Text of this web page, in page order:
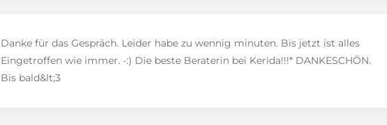
Danke für das Gespräch. Leider habe zu wennig minuten. Bis jetzt ist alles
Eingetroffen wie immer. -:) Die beste Beraterin bei Kerida!!!* DANKESCHÖN.
Bis bald&lt;3